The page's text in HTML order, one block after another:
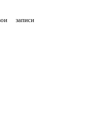
записи